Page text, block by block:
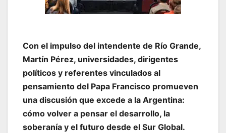
Con el impulso del intendente de Río Grande,
Martín Pérez, universidades, dirigentes
políticos y referentes vinculados al
pensamiento del Papa Francisco promueven
una discusión que excede a la Argentina:
cómo volver a pensar el desarrollo, la
soberanía y el futuro desde el Sur Global.